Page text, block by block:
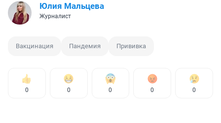
Юлия Мальцева
Журналист
Вакцинация Пандемия Прививка
0 0 0 0 0